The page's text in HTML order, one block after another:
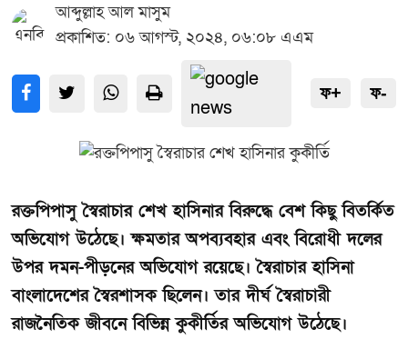
আব্দুল্লাহ আল মাসুম
প্রকাশিত: ০৬ আগস্ট, ২০২৪, ০৬:০৮ এএম
ফ+ ফ-
রক্তপিপাসু স্বৈরাচার শেখ হাসিনার বিরুদ্ধে বেশ কিছু বিতর্কিত
অভিযোগ উঠেছে। ক্ষমতার অপব্যবহার এবং বিরোধী দলের
উপর দমন-পীড়নের অভিযোগ রয়েছে। স্বৈরাচার হাসিনা
বাংলাদেশের স্বৈরশাসক ছিলেন। তার দীর্ঘ স্বৈরাচারী
রাজনৈতিক জীবনে বিভিন্ন কুকীর্তির অভিযোগ উঠেছে।